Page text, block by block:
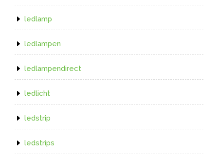
ledlamp
ledlampen
ledlampendirect
ledlicht
ledstrip
ledstrips